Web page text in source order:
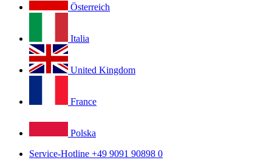
Österreich
Italia
United Kingdom
France
Polska
Service-Hotline +49 9091 90898 0